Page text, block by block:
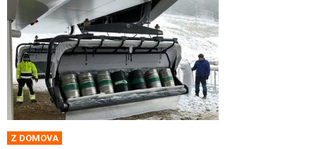
Z DOMOVA